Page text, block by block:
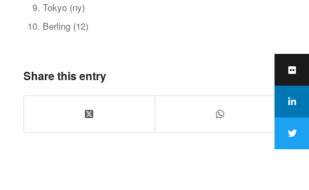
Tokyo (ny)
Berling (12)
Share this entry